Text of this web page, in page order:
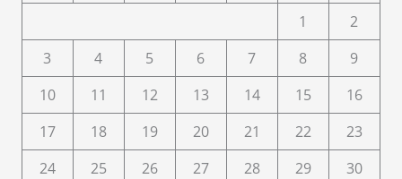
1
2
3
4 5 6 7 8
9
10
11 12 13 14 15
16
17
18 19 20 21 22
23
24
25 26 27 28 29
30